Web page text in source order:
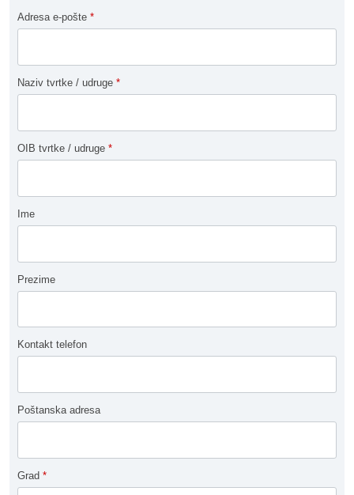
Adresa e-pošte *
Naziv tvrtke / udruge *
OIB tvrtke / udruge *
Ime
Prezime
Kontakt telefon
Poštanska adresa
Grad *